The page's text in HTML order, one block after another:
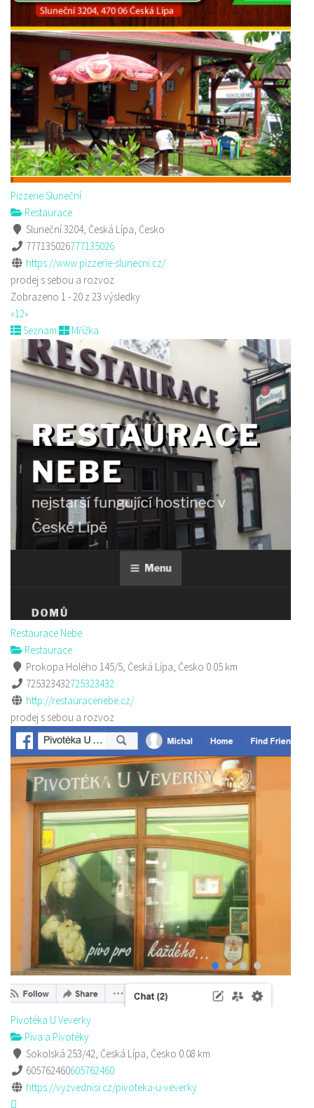
Pizzerie Sluneční
Restaurace
Sluneční 3204, Česká Lípa, Česko
777135026777135026
https://www.pizzerie-slunecni.cz/
prodej s sebou a rozvoz
Zobrazeno 1 - 20 z 23 výsledky
«12»
Seznam
Mřížka
Restaurace Nebe
Restaurace
Prokopa Holého 145/5, Česká Lípa, Česko 0.05 km
725323432725323432
http://restauracenebe.cz/
prodej s sebou a rozvoz
Pivotéka U Veverky
Piva a Pivotéky
Sokolská 253/42, Česká Lípa, Česko 0.08 km
605762460605762460
https://vyzvednisi.cz/pivoteka-u-veverky